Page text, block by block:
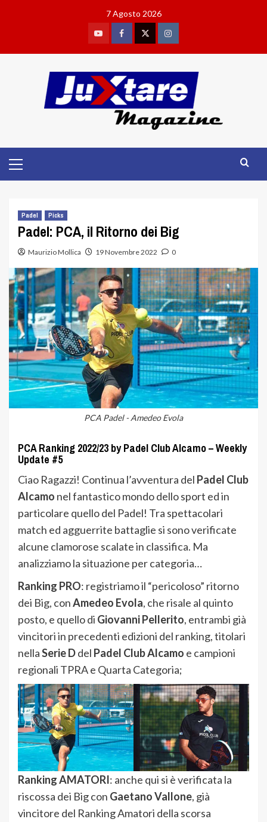
7 Agosto 2026
YoutubeFacebookTwitterInstagram
Menu
Padel Picks
Padel: PCA, il Ritorno dei Big
Maurizio Mollica 19 Novembre 2022 0
PCA Padel - Amedeo Evola
PCA Ranking 2022/23 by Padel Club Alcamo – Weekly
Update #5
Ciao Ragazzi! Continua l’avventura del Padel Club
Alcamo nel fantastico mondo dello sport ed in
particolare quello del Padel! Tra spettacolari
match ed agguerrite battaglie si sono verificate
alcune clamorose scalate in classifica. Ma
analizziamo la situazione per categoria…
Ranking PRO: registriamo il “pericoloso” ritorno
dei Big, conAmedeo Evola, che risale al quinto
posto, e quello di Giovanni Pellerito, entrambi già
vincitori in precedenti edizioni del ranking, titolari
nellaSerie Ddel Padel Club Alcamo e campioni
regionali TPRA e Quarta Categoria;
Ranking AMATORI: anche qui si è verificata la
riscossa dei Big con Gaetano Vallone, già
vincitore del Ranking Amatori della scorsa